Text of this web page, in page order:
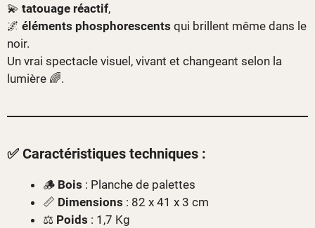
💫 tatouage réactif,
🌌 éléments phosphorescents qui brillent même dans le
noir.
Un vrai spectacle visuel, vivant et changeant selon la
lumière 🌈.
✅ Caractéristiques techniques :
🪵 Bois : Planche de palettes
📏 Dimensions : 82 x 41 x 3 cm
⚖️ Poids : 1,7 Kg